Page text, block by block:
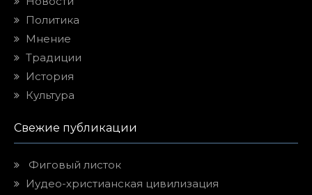
Политика
Мнение
Традиции
История
Культура
Свежие публикации
Фиговый листок
Иудео-христианская цивилизация